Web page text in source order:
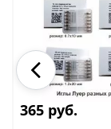
365 руб.